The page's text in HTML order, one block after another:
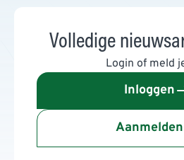
Volledige
Login of meld
Inloggen
Aanmelden